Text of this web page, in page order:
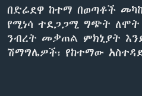
ቋንቋዎች
በድሬደዋ ከተማ በወጣቶች
የሚነሳ ተደጋጋሚ ግጭት ለሞት
ንብረት መቃጠል ምክኒያት
ሽማግሌዎች፣ የከተማው